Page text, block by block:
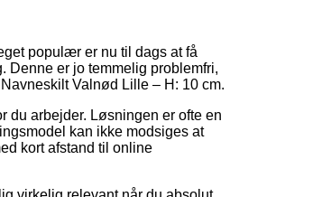
populær er nu til dags at få
Denne er jo temmelig problemfri,
Valnød Lille – H: 10 cm.
du arbejder. Løsningen er ofte en
kan ikke modsiges at
kort afstand til online